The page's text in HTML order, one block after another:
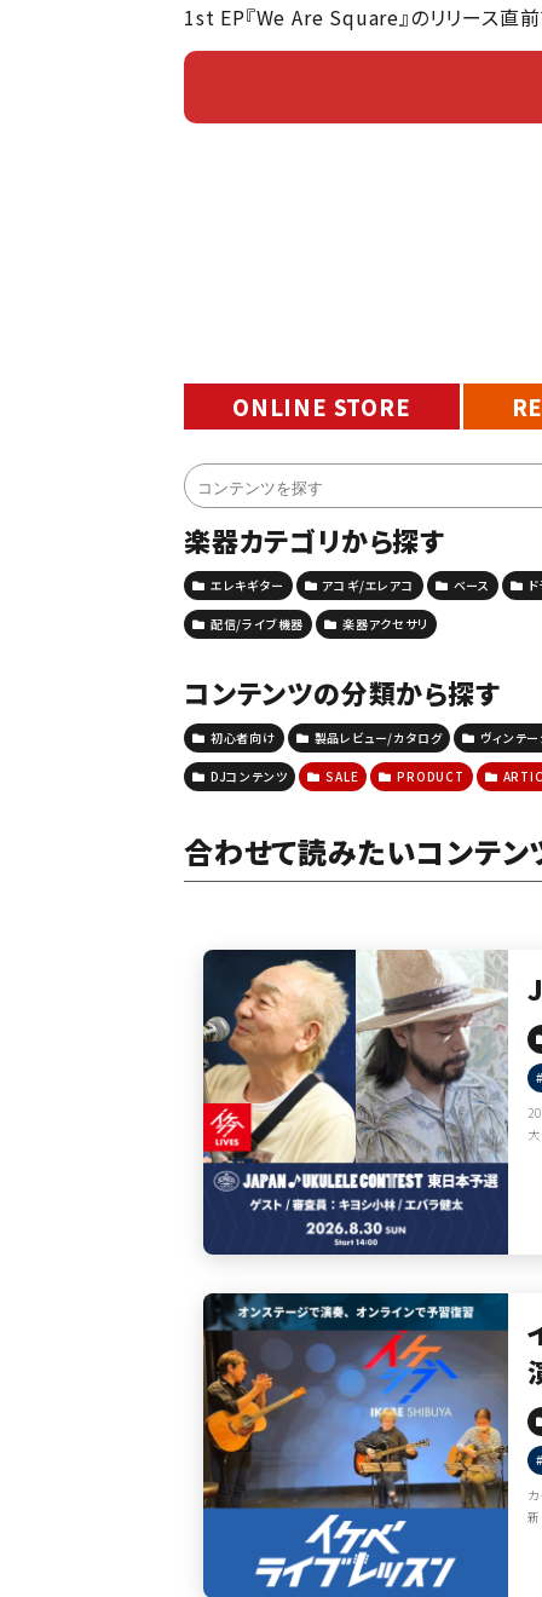
1st EP『We Are Square』のリリース直
ONLINE STORE
楽器カテゴリから探す
エレキギター アコギ/エレアコ ベース
配信/ライブ機器 楽器アクセサリ
コンテンツの分類から探す
初心者向け 製品レビュー/カタログ ヴィンテ
DJコンテンツ SALE PRODUCT
合わせて読みたいコンテン